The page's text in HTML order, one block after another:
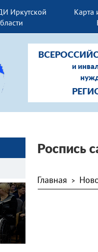
Иркутской
Карта
и
Роспись
Главная >